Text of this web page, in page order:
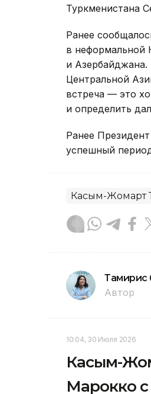
Туркменистана
Ранее
в неформальной
и Азербайджана.
Центральной
встреча — это
и определить
Ранее
успешный
Касым-Жомарт
Тамирис
Автор
10:04, 30 Июля 2026
Касым-
Марокко